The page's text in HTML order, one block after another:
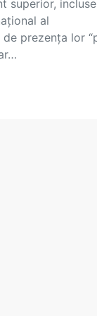
superior, incluse
al
prezența lor